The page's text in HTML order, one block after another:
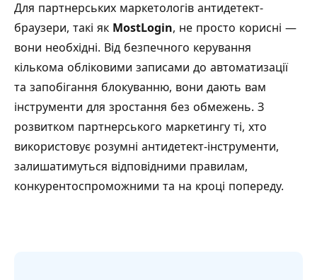
Для партнерських маркетологів антидетект-
браузери, такі як MostLogin, не просто корисні —
вони необхідні. Від безпечного керування
кількома обліковими записами до автоматизації
та запобігання блокуванню, вони дають вам
інструменти для зростання без обмежень. З
розвитком партнерського маркетингу ті, хто
використовує розумні антидетект-інструменти,
залишатимуться відповідними правилам,
конкурентоспроможними та на кроці попереду.